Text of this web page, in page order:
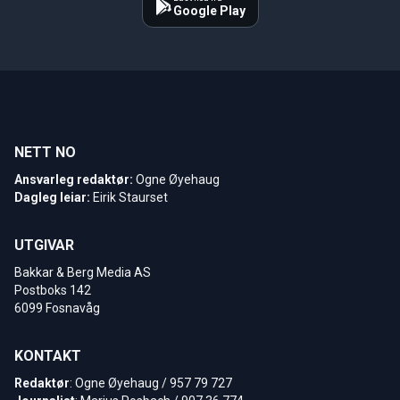
Google Play
NETT NO
Ansvarleg redaktør: Ogne Øyehaug
Dagleg leiar: Eirik Staurset
UTGIVAR
Bakkar & Berg Media AS
Postboks 142
6099 Fosnavåg
KONTAKT
Redaktør: Ogne Øyehaug / 957 79 727